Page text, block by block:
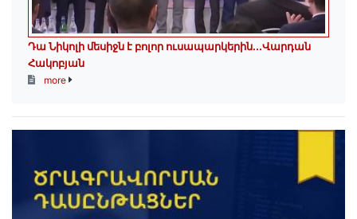
Դա Նիկոլի մեսիջն է բոլոր ուսապարկերին․․․Վարդան
Հակոբյան
more